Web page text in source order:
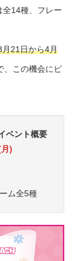
14種、フレー
月21日から4月
、この機会にピ
ベント概要
)
ム全5種